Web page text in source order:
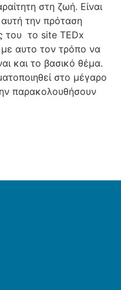
στη ζωή. Είναι
την πρόταση
του το site TEDx
αυτο τον τρόπο να
και το βασικό θέμα.
στο μέγαρο
παρακολουθήσουν